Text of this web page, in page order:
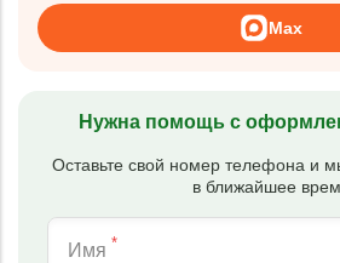
Max
Нужна помощь с
Оставьте свой номер телефона и
в ближайшее
Имя *